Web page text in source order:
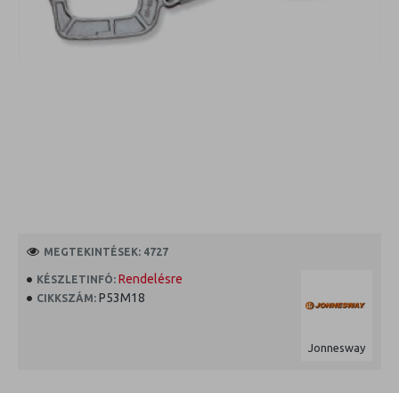
KÉSZLETINFÓ: Rendelésre
CIKKSZÁM: P53M18
Jonnesway
MEGTEKINTÉSEK: 4727